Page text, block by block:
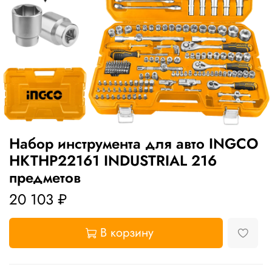
Набор инструмента для авто INGCO
HKTHP22161 INDUSTRIAL 216
предметов
20 103 ₽
В корзину